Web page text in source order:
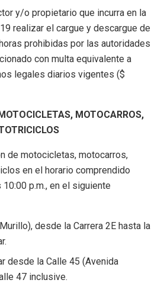
y/o propietario que incurra en la
realizar el cargue y descargue de
prohibidas por las autoridades
con multa equivalente a
legales diarios vigentes ($
MOTOCARROS,
de motocicletas, motocarros,
en el horario comprendido
p.m., en el siguiente
desde la Carrera 2E hasta la
desde la Calle 45 (Avenida
47 inclusive.